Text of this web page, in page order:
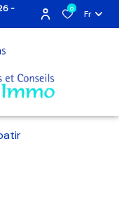
-
0
Fr